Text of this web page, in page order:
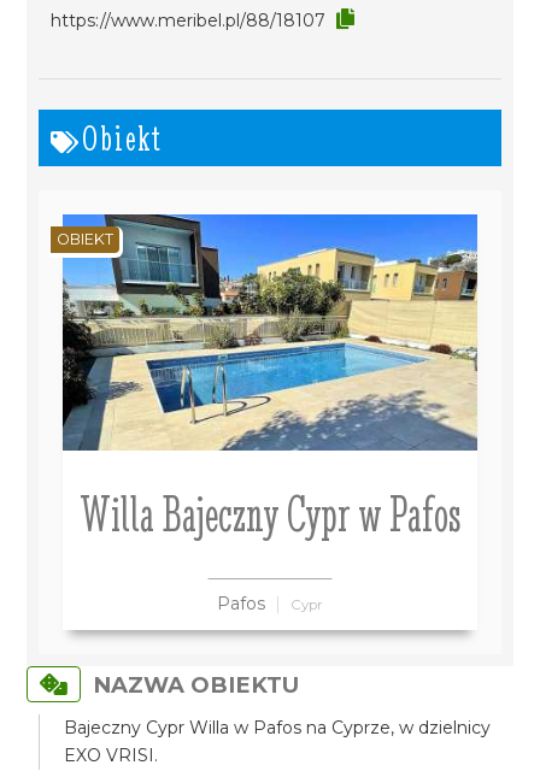
https://www.meribel.pl/88/18107
Obiekt
Willa Bajeczny Cypr w Pafos
Pafos Cypr
OBIEKT
NAZWA OBIEKTU
Bajeczny Cypr Willa w Pafos na Cyprze, w dzielnicy
EXO VRISI.